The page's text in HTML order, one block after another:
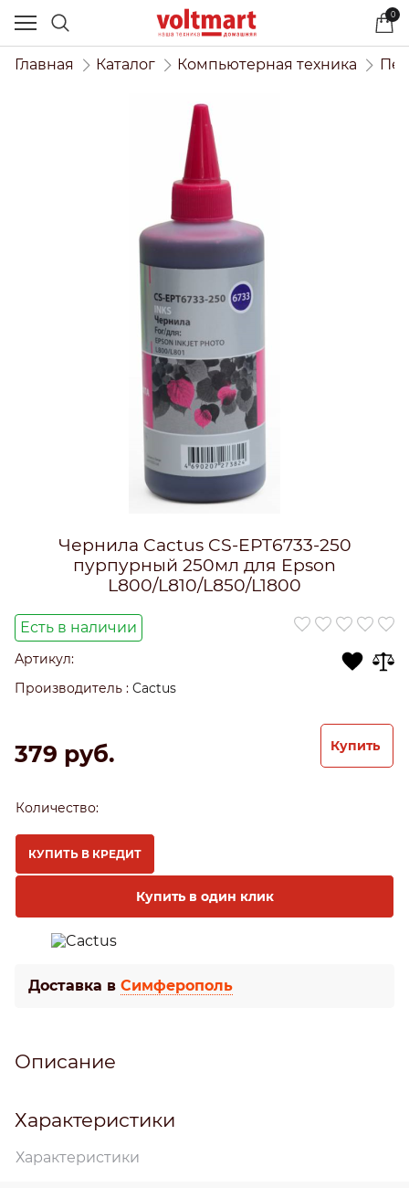
0
Главная Каталог Компьютерная техника
Чернила Cactus CS-EPT6733-250
пурпурный 250мл для Epson
L800/L810/L850/L1800
Есть в наличии
Артикул:
Производитель : Cactus
379 руб. Купить
Количество:
КУПИТЬ В КРЕДИТ
Купить в один клик
Доставка в Симферополь
Описание
Характеристики
Характеристики